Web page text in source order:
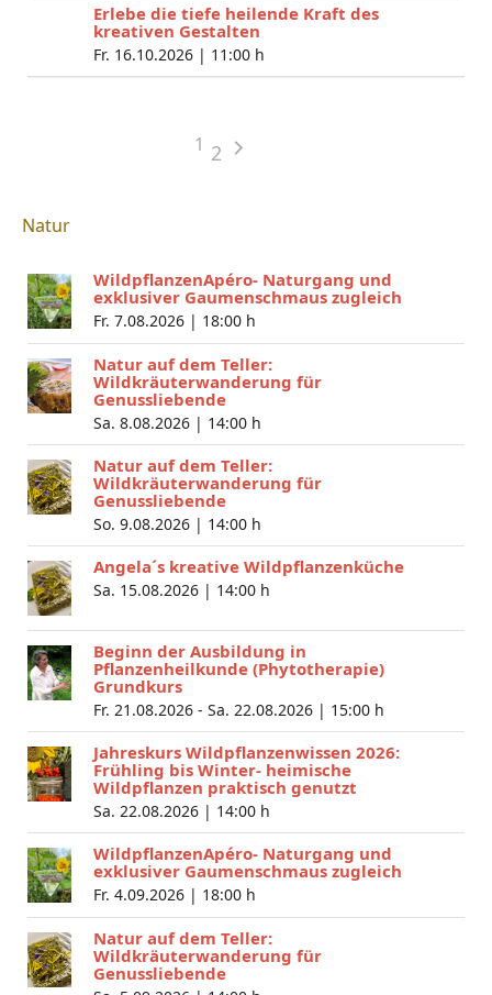
Erlebe die tiefe heilende Kraft des
kreativen Gestalten
Fr. 16.10.2026 | 11:00 h
1 2
Natur
WildpflanzenApéro- Naturgang und
exklusiver Gaumenschmaus zugleich
Fr. 7.08.2026 | 18:00 h
Natur auf dem Teller:
Wildkräuterwanderung für
Genussliebende
Sa. 8.08.2026 | 14:00 h
Natur auf dem Teller:
Wildkräuterwanderung für
Genussliebende
So. 9.08.2026 | 14:00 h
Angela´s kreative Wildpflanzenküche
Sa. 15.08.2026 | 14:00 h
Beginn der Ausbildung in
Pflanzenheilkunde (Phytotherapie)
Grundkurs
Fr. 21.08.2026 - Sa. 22.08.2026 | 15:00 h
Jahreskurs Wildpflanzenwissen 2026:
Frühling bis Winter- heimische
Wildpflanzen praktisch genutzt
Sa. 22.08.2026 | 14:00 h
WildpflanzenApéro- Naturgang und
exklusiver Gaumenschmaus zugleich
Fr. 4.09.2026 | 18:00 h
Natur auf dem Teller:
Wildkräuterwanderung für
Genussliebende